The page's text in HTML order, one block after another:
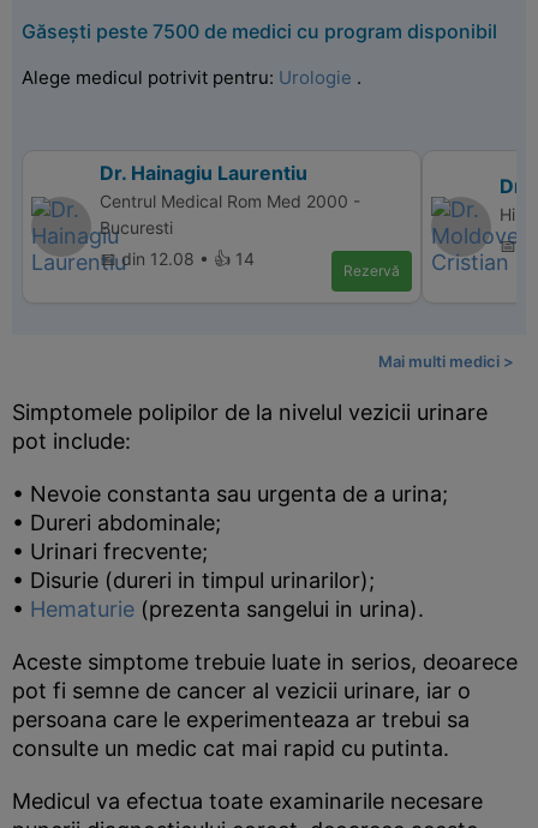
Găsești peste 7500 de medici cu program disponibil
Alege medicul potrivit pentru: Urologie .
Dr. Hainagiu Laurentiu
Centrul Medical Rom Med 2000 -
Bucuresti
📅 din 12.08 • 👍 14
Rezervă
Dr.
📅
Mai multi medici >
Simptomele polipilor de la nivelul vezicii urinare
pot include:
• Nevoie constanta sau urgenta de a urina;
• Dureri abdominale;
• Urinari frecvente;
• Disurie (dureri in timpul urinarilor);
• Hematurie (prezenta sangelui in urina).
Aceste simptome trebuie luate in serios, deoarece
pot fi semne de cancer al vezicii urinare, iar o
persoana care le experimenteaza ar trebui sa
consulte un medic cat mai rapid cu putinta.
Medicul va efectua toate examinarile necesare